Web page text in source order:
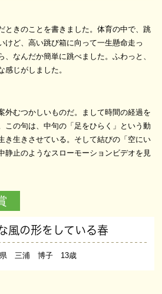
ときのことを書きました。体育の中で、跳
けど、高い跳び箱に向って一生懸命走っ
、なんだか簡単に跳べました。ふわっと、
感じがしました。
外むつかしいものだ。まして時間の経過を
この句は、中句の「足をひらく」という動
き生きさせている。そして結びの「空にい
静止のようなスローモーションビデオを見
風の形をしている春
県 三浦 博子 13歳